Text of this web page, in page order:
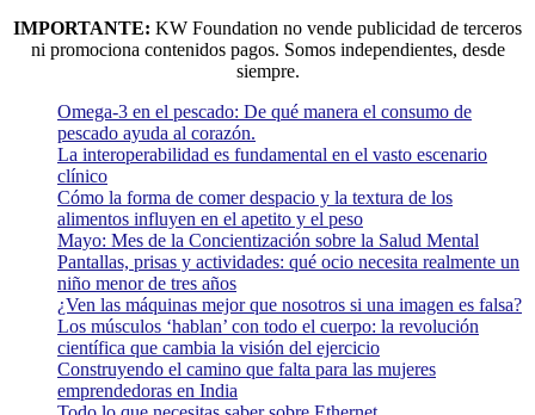
IMPORTANTE: KW Foundation no vende publicidad de terceros
ni promociona contenidos pagos. Somos independientes, desde
siempre.
Omega-3 en el pescado: De qué manera el consumo de
pescado ayuda al corazón.
La interoperabilidad es fundamental en el vasto escenario
clínico
Cómo la forma de comer despacio y la textura de los
alimentos influyen en el apetito y el peso
Mayo: Mes de la Concientización sobre la Salud Mental
Pantallas, prisas y actividades: qué ocio necesita realmente un
niño menor de tres años
¿Ven las máquinas mejor que nosotros si una imagen es falsa?
Los músculos ‘hablan’ con todo el cuerpo: la revolución
científica que cambia la visión del ejercicio
Construyendo el camino que falta para las mujeres
emprendedoras en India